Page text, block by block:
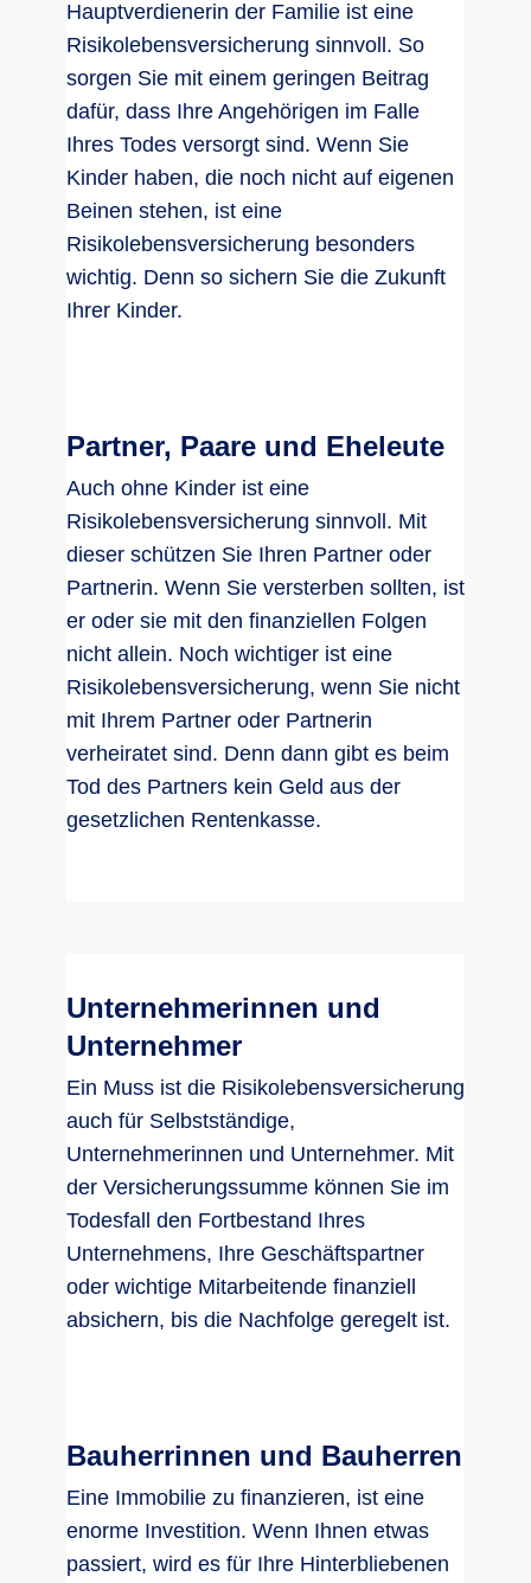
Hauptverdienerin der Familie ist eine
Risikolebensversicherung sinnvoll. So
sorgen Sie mit einem geringen Beitrag
dafür, dass Ihre Angehörigen im Falle
Ihres Todes versorgt sind. Wenn Sie
Kinder haben, die noch nicht auf eigenen
Beinen stehen, ist eine
Risikolebensversicherung besonders
wichtig. Denn so sichern Sie die Zukunft
Ihrer Kinder.
Partner, Paare und Eheleute
Auch ohne Kinder ist eine
Risikolebensversicherung sinnvoll. Mit
dieser schützen Sie Ihren Partner oder
Partnerin. Wenn Sie versterben sollten, ist
er oder sie mit den finanziellen Folgen
nicht allein. Noch wichtiger ist eine
Risikolebensversicherung, wenn Sie nicht
mit Ihrem Partner oder Partnerin
verheiratet sind. Denn dann gibt es beim
Tod des Partners kein Geld aus der
gesetzlichen Rentenkasse.
Unternehmerinnen und
Unternehmer
Ein Muss ist die Risikolebensversicherung
auch für Selbstständige,
Unternehmerinnen und Unternehmer. Mit
der Versicherungssumme können Sie im
Todesfall den Fortbestand Ihres
Unternehmens, Ihre Geschäftspartner
oder wichtige Mitarbeitende finanziell
absichern, bis die Nachfolge geregelt ist.
Bauherrinnen und Bauherren
Eine Immobilie zu finanzieren, ist eine
enorme Investition. Wenn Ihnen etwas
passiert, wird es für Ihre Hinterbliebenen